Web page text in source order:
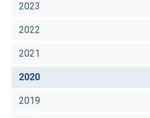
2023
2022
2021
2020
2019